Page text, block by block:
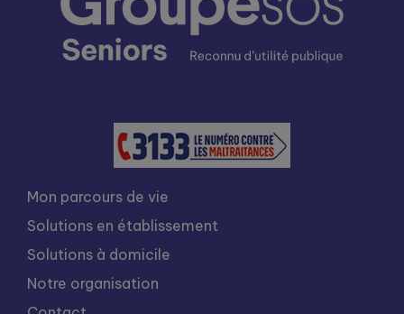
Mon parcours de vie
Solutions en établissement
Solutions à domicile
Notre organisation